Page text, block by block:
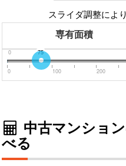
スライダ調整によ
専有面積
0 75
0 100 200
中古マンショ
べる